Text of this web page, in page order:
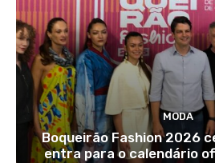
MODA
Boqueirão Fashion 2026
entra para o calendário